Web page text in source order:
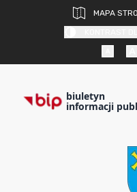
MAPA
biuletyn
informacji